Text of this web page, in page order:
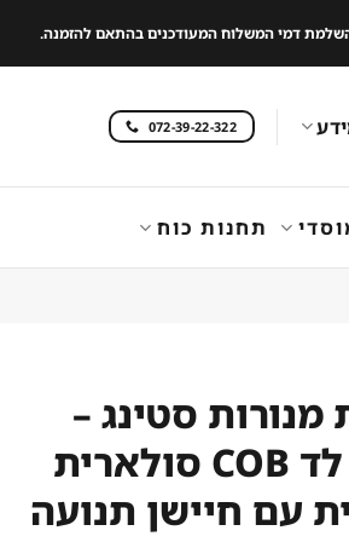
דמי המשלוח המעודכנים בהתאם להזמנה.
072-39-22-322
תחנות כוח
מנורות סטינג –
תאורת לד COB סולארית
עם חיישן תנועה